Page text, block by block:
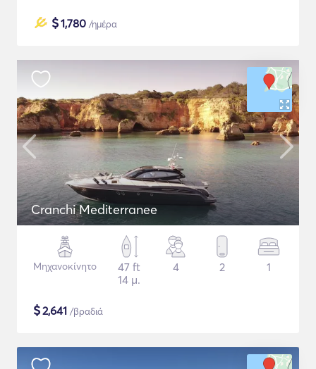
$1,780 /ημέρα
Cranchi Mediterranee
Μηχανοκίνητο
47 ft
14 μ.
4 2 1
$2,641 /βραδιά